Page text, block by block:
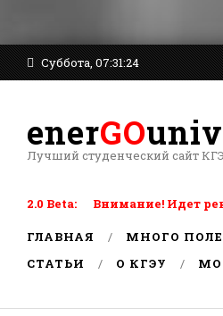
Суббота, 07:31:24
enerGO
Лучший студенческий сайт
2.0 Beta: Внимание! Идет
ГЛАВНАЯ МНОГО
СТАТЬИ
О КГЭУ MO